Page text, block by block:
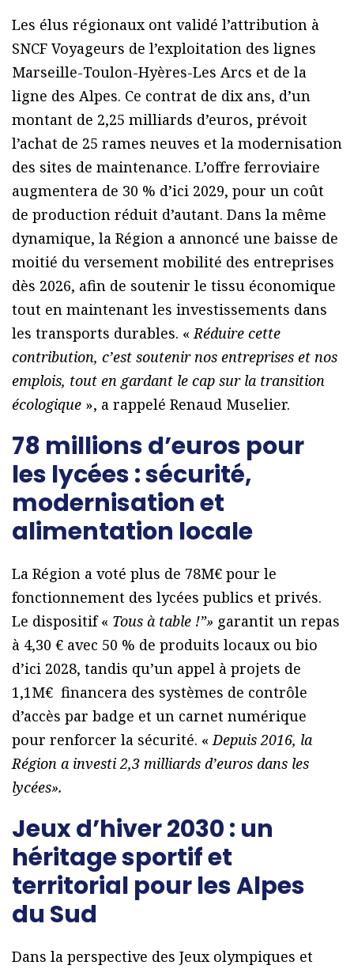
Les élus régionaux ont validé l’attribution à
SNCF Voyageurs de l’exploitation des lignes
Marseille-Toulon-Hyères-Les Arcs et de la
ligne des Alpes. Ce contrat de dix ans, d’un
montant de 2,25 milliards d’euros, prévoit
l’achat de 25 rames neuves et la modernisation
des sites de maintenance. L’offre ferroviaire
augmentera de 30 % d’ici 2029, pour un coût
de production réduit d’autant. Dans la même
dynamique, la Région a annoncé une baisse de
moitié du versement mobilité des entreprises
dès 2026, afin de soutenir le tissu économique
tout en maintenant les investissements dans
les transports durables. «Réduire cette
contribution, c’est soutenir nos entreprises et nos
emplois, tout en gardant le cap sur la transition
écologique », a rappelé Renaud Muselier.
78 millionsd’euros pour
les lycées : sécurité,
modernisation et
alimentation locale
La Région a voté plus de 78M€ pour le
fonctionnement des lycées publics et privés.
Le dispositif « Tous à table !”» garantit un repas
à 4,30 € avec 50 % de produits locaux ou bio
d’ici 2028, tandis qu’un appel à projets de
1,1M€ financera des systèmes de contrôle
d’accès par badge et un carnet numérique
pour renforcer la sécurité. «Depuis 2016, la
Région a investi 2,3 milliards d’euros dans les
lycées».
Jeux d’hiver 2030 : un
héritage sportif et
territorial pour les Alpes
du Sud
Dans la perspective des Jeux olympiques et